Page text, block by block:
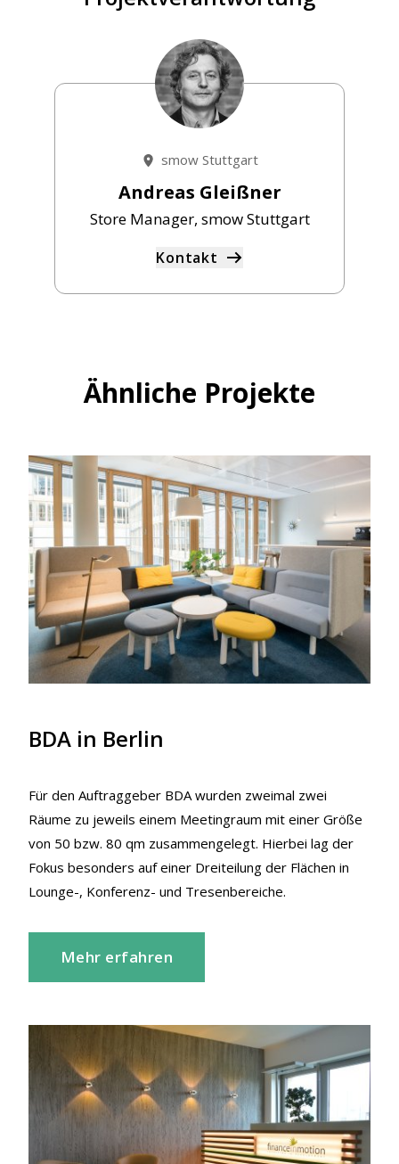
smow Stuttgart
Andreas Gleißner
Store Manager, smow Stuttgart
Kontakt
Ähnliche Projekte
BDA in Berlin
Für den Auftraggeber BDA wurden zweimal zwei
Räume zu jeweils einem Meetingraum mit einer Größe
von 50 bzw. 80 qm zusammengelegt. Hierbei lag der
Fokus besonders auf einer Dreiteilung der Flächen in
Lounge-, Konferenz- und Tresenbereiche.
Mehr erfahren